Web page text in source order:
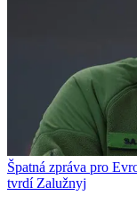
Špatná zpráva pro
tvrdí Zalužnyj